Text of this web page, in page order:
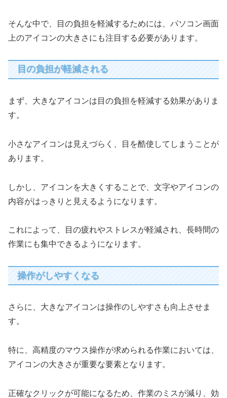
そんな中で、目の負担を軽減するためには、パソコン画面
上のアイコンの大きさにも注目する必要があります。
目の負担が軽減される
まず、大きなアイコンは目の負担を軽減する効果がありま
す。
小さなアイコンは見えづらく、目を酷使してしまうことが
あります。
しかし、アイコンを大きくすることで、文字やアイコンの
内容がはっきりと見えるようになります。
これによって、目の疲れやストレスが軽減され、長時間の
作業にも集中できるようになります。
操作がしやすくなる
さらに、大きなアイコンは操作のしやすさも向上させま
す。
特に、高精度のマウス操作が求められる作業においては、
アイコンの大きさが重要な要素となります。
正確なクリックが可能になるため、作業のミスが減り、効